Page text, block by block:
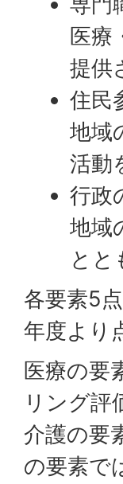
医療
提供
住民
地域
活動
行政
地域
とと
各要素5
年度より
医療の要
リング評
介護の要
の要素で